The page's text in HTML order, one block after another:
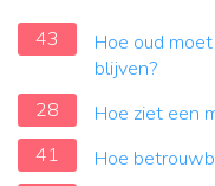
43
Hoe oud
blijven?
28
Hoe ziet een
41
Hoe